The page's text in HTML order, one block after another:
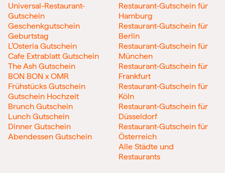
Universal-Restaurant-
Gutschein
Geschenkgutschein
Geburtstag
L’Osteria Gutschein
Cafe Extrablatt Gutschein
The Ash Gutschein
BON BON x OMR
Frühstücks Gutschein
Gutschein Hochzeit
Brunch Gutschein
Lunch Gutschein
Dinner Gutschein
Abendessen Gutschein
Restaurant-Gutschein für
Hamburg
Restaurant-Gutschein für
Berlin
Restaurant-Gutschein für
München
Restaurant-Gutschein für
Frankfurt
Restaurant-Gutschein für
Köln
Restaurant-Gutschein für
Düsseldorf
Restaurant-Gutschein für
Österreich
Alle Städte und
Restaurants